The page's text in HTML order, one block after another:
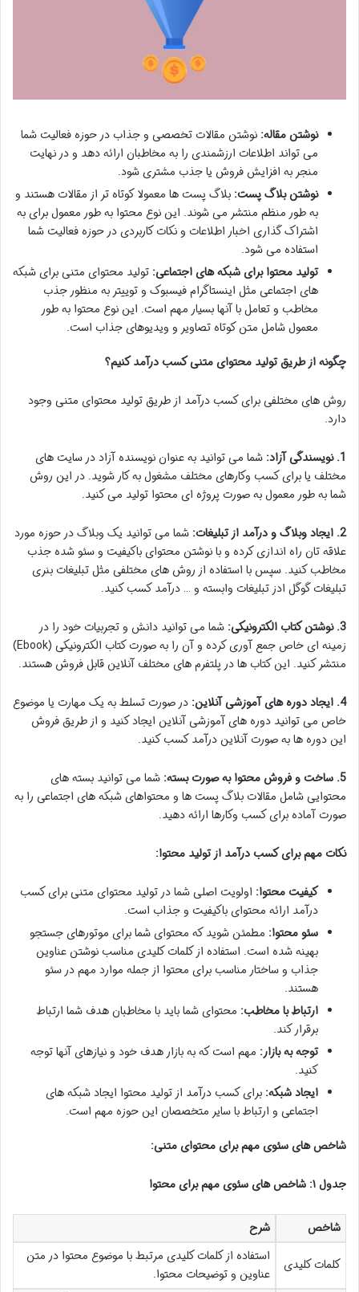
نوشتن مقاله: نوشتن مقالات تخصصی و جذاب در حوزه فعالیت شما
می تواند اطلاعات ارزشمندی را به مخاطبان ارائه دهد و در نهایت
منجر به افزایش فروش یا جذب مشتری شود.
نوشتن بلاگ پست: بلاگ پست ها معمولا کوتاه تر از مقالات هستند و
به طور منظم منتشر می شوند. این نوع محتوا به طور معمول برای به
اشتراک گذاری اخبار اطلاعات و نکات کاربردی در حوزه فعالیت شما
استفاده می شود.
تولید محتوا برای شبکه های اجتماعی: تولید محتوای متنی برای شبکه
های اجتماعی مثل اینستاگرام فیسبوک و توییتر به منظور جذب
مخاطب و تعامل با آنها بسیار مهم است. این نوع محتوا به طور
معمول شامل متن کوتاه تصاویر و ویدیوهای جذاب است.
چگونه از طریق تولید محتوای متنی کسب درآمد کنیم؟
روش های مختلفی برای کسب درآمد از طریق تولید محتوای متنی وجود
دارد.
1. نویسندگی آزاد:
شما می توانید به عنوان نویسنده آزاد در سایت های
مختلف یا برای کسب وکارهای مختلف مشغول به کار شوید. در این روش
شما به طور معمول به صورت پروژه ای محتوا تولید می کنید.
2. ایجاد وبلاگ و درآمد از تبلیغات:
شما می توانید یک وبلاگ در حوزه مورد
علاقه تان راه اندازی کرده و با نوشتن محتوای باکیفیت و سئو شده جذب
مخاطب کنید. سپس با استفاده از روش های مختلفی مثل تبلیغات بنری
تبلیغات گوگل ادز تبلیغات وابسته و … درآمد کسب کنید.
3. نوشتن کتاب الکترونیکی:
شما می توانید دانش و تجربیات خود را در
زمینه ای خاص جمع آوری کرده و آن را به صورت کتاب الکترونیکی (Ebook)
منتشر کنید. این کتاب ها در پلتفرم های مختلف آنلاین قابل فروش هستند.
4. ایجاد دوره های آموزشی آنلاین:
در صورت تسلط به یک مهارت یا موضوع
خاص می توانید دوره های آموزشی آنلاین ایجاد کنید و از طریق فروش
این دوره ها به صورت آنلاین درآمد کسب کنید.
5. ساخت و فروش محتوا به صورت بسته:
شما می توانید بسته های
محتوایی شامل مقالات بلاگ پست ها و محتواهای شبکه های اجتماعی را به
صورت آماده برای کسب وکارها ارائه دهید.
نکات مهم برای کسب درآمد از تولید محتوا:
کیفیت محتوا: اولویت اصلی شما در تولید محتوای متنی برای کسب
درآمد ارائه محتوای باکیفیت و جذاب است.
سئو محتوا: مطمئن شوید که محتوای شما برای موتورهای جستجو
بهینه شده است. استفاده از کلمات کلیدی مناسب نوشتن عناوین
جذاب و ساختار مناسب برای محتوا از جمله موارد مهم در سئو
هستند.
ارتباط با مخاطب: محتوای شما باید با مخاطبان هدف شما ارتباط
برقرار کند.
توجه به بازار: مهم است که به بازار هدف خود و نیازهای آنها توجه
کنید.
ایجاد شبکه: برای کسب درآمد از تولید محتوا ایجاد شبکه های
اجتماعی و ارتباط با سایر متخصصان این حوزه مهم است.
شاخص های سئوی مهم برای محتوای متنی:
جدول ۱: شاخص های سئوی مهم برای محتوا
شاخص شرح
کلمات کلیدی
استفاده از کلمات کلیدی مرتبط با موضوع محتوا در متن
عناوین و توضیحات محتوا.